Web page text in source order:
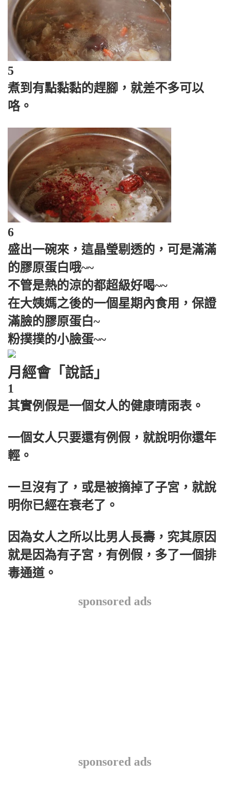
5
煮到有點黏黏的趕腳，就差不多可以
咯。
6
盛出一碗來，這晶瑩剔透的，可是滿滿
的膠原蛋白哦~~
不管是熱的涼的都超級好喝~~
在大姨媽之後的一個星期內食用，保證
滿臉的膠原蛋白~
粉撲撲的小臉蛋~~
月經會「說話」
1
其實例假是一個女人的健康晴雨表。
一個女人只要還有例假，就說明你還年
輕。
一旦沒有了，或是被摘掉了子宮，就說
明你已經在衰老了。
因為女人之所以比男人長壽，究其原因
就是因為有子宮，有例假，多了一個排
毒通道。
sponsored ads
sponsored ads